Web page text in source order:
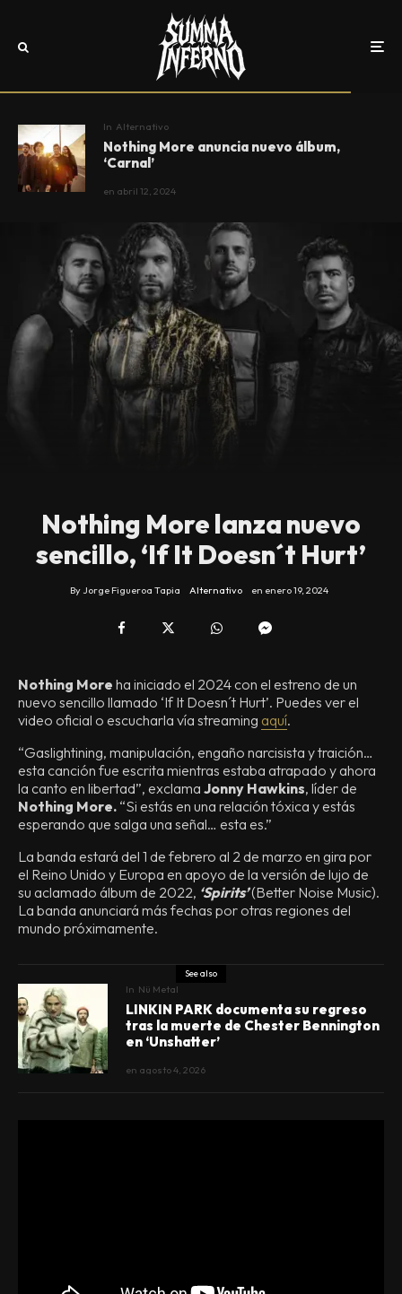
In Alternativo
Nothing More anuncia nuevo álbum,
‘Carnal’
en abril 12, 2024
Nothing More lanza nuevo
sencillo, ‘If It Doesn´t Hurt’
By Jorge Figueroa Tapia Alternativo en enero 19, 2024
Nothing More ha iniciado el 2024 con el estreno de un
nuevo sencillo llamado ‘If It Doesn´t Hurt’. Puedes ver el
video oficial o escucharla vía streaming aquí.
“Gaslightining, manipulación, engaño narcisista y traición…
esta canción fue escrita mientras estaba atrapado y ahora
la canto en libertad”, exclama Jonny Hawkins, líder de
Nothing More. “Si estás en una relación tóxica y estás
esperando que salga una señal… esta es.”
La banda estará del 1 de febrero al 2 de marzo en gira por
el Reino Unido y Europa en apoyo de la versión de lujo de
su aclamado álbum de 2022, ‘Spirits’(Better Noise Music).
La banda anunciará más fechas por otras regiones del
mundo próximamente.
See also
In Nü Metal
LINKIN PARK documenta su regreso
tras la muerte de Chester Bennington
en ‘Unshatter’
en agosto 4, 2026